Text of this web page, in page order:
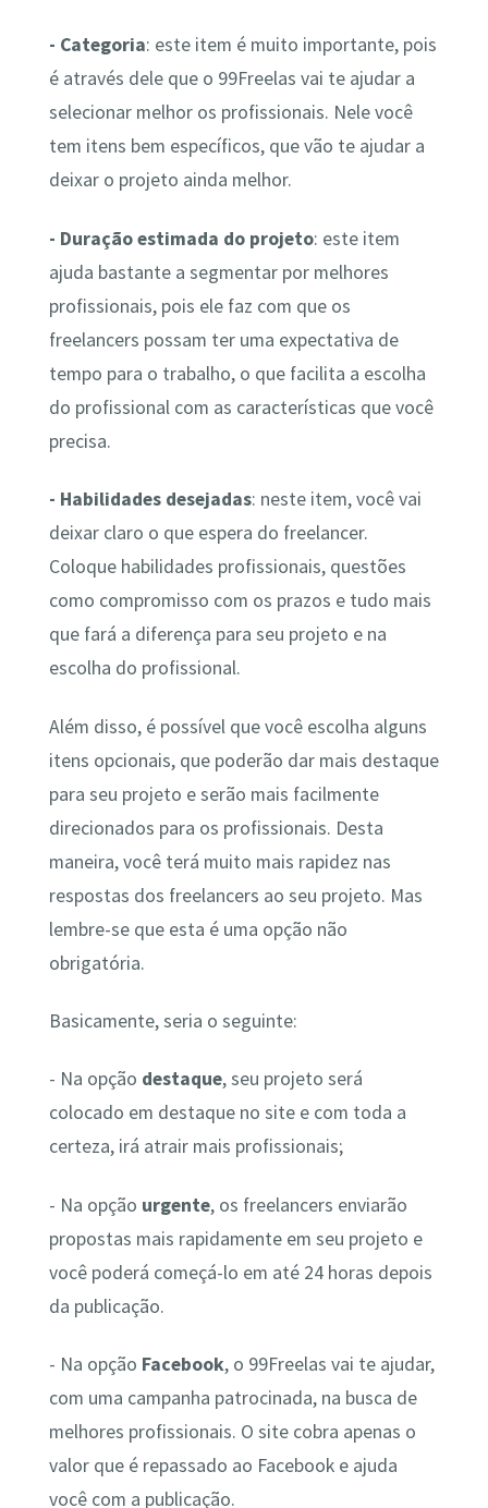
- Categoria: este item é muito importante, pois
é através dele que o 99Freelas vai te ajudar a
selecionar melhor os profissionais. Nele você
tem itens bem específicos, que vão te ajudar a
deixar o projeto ainda melhor.
- Duração estimada do projeto: este item
ajuda bastante a segmentar por melhores
profissionais, pois ele faz com que os
freelancers possam ter uma expectativa de
tempo para o trabalho, o que facilita a escolha
do profissional com as características que você
precisa.
- Habilidades desejadas: neste item, você vai
deixar claro o que espera do freelancer.
Coloque habilidades profissionais, questões
como compromisso com os prazos e tudo mais
que fará a diferença para seu projeto e na
escolha do profissional.
Além disso, é possível que você escolha alguns
itens opcionais, que poderão dar mais destaque
para seu projeto e serão mais facilmente
direcionados para os profissionais. Desta
maneira, você terá muito mais rapidez nas
respostas dos freelancers ao seu projeto. Mas
lembre-se que esta é uma opção não
obrigatória.
Basicamente, seria o seguinte:
- Na opção destaque, seu projeto será
colocado em destaque no site e com toda a
certeza, irá atrair mais profissionais;
- Na opção urgente, os freelancers enviarão
propostas mais rapidamente em seu projeto e
você poderá começá-lo em até 24 horas depois
da publicação.
- Na opção Facebook, o 99Freelas vai te ajudar,
com uma campanha patrocinada, na busca de
melhores profissionais. O site cobra apenas o
valor que é repassado ao Facebook e ajuda
você com a publicação.